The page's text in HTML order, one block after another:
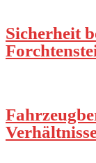
Sicherheit